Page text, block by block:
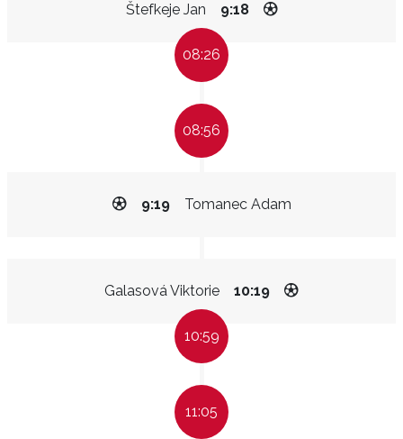
Štefkeje Jan 9:18
08:26
08:56
Tomanec Adam
9:19
Galasová Viktorie 10:19
10:59
11:05